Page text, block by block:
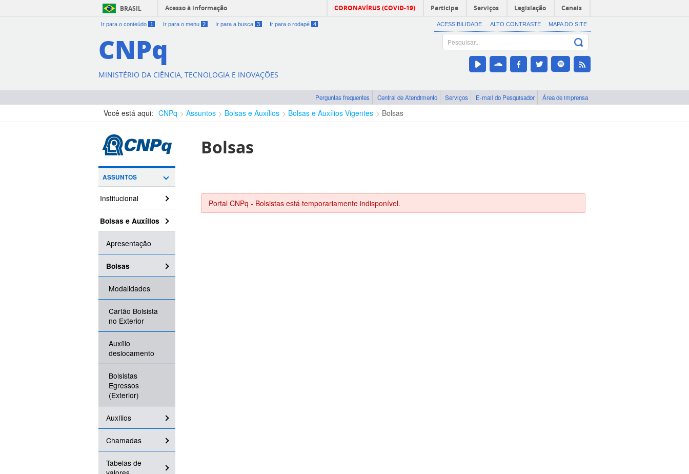
BRASIL Acesso à informação CORONAVÍRUS (COVID-19) Participe Serviços Legislação Canais
Ir para o conteúdo 1 Ir para o menu 2 Ir para a busca 3 Ir para o rodapé 4 ACESSIBILIDADE ALTO CONTRASTE MAPA DO SITE
CNPq
MINISTÉRIO DA CIÊNCIA, TECNOLOGIA E INOVAÇÕES
Perguntas frequentes Central de Atendimento Serviços E-mail do Pesquisador Área de imprensa
Você está aqui: CNPq Assuntos Bolsas e Auxílios Bolsas e Auxílios Vigentes Bolsas
ASSUNTOS
Institucional
Bolsas e Auxílios
Apresentação
Bolsas
Modalidades
Cartão Bolsista
no Exterior
Auxílio
deslocamento
Bolsistas
Egressos
(Exterior)
Auxílios
Chamadas
Tabelas de
Bolsas
Portal CNPq - Bolsistas está temporariamente indisponível.